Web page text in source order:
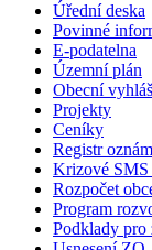
Úřední deska
Povinné
E-podatelna
Územní plán
Obecní
Projekty
Ceníky
Registr
Krizové SMS
Rozpočet
Program
Podklady pro